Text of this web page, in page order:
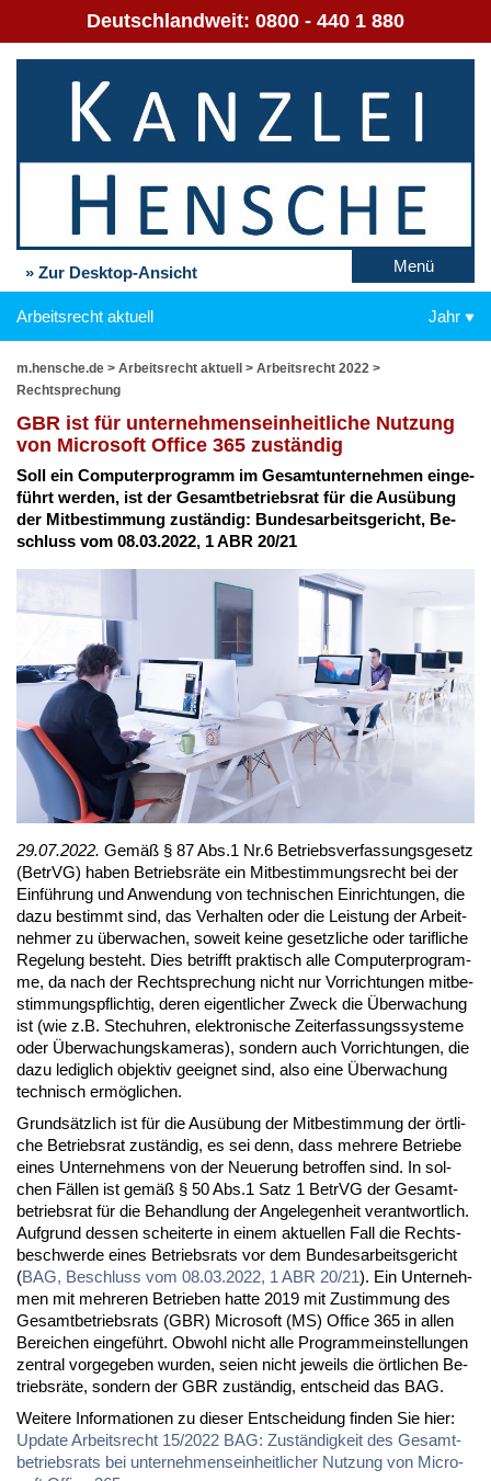
Deutschlandweit: 0800 - 440 1 880
» Zur Desktop-Ansicht Menü
Arbeitsrecht aktuell Jahr
m.hensche.de > Arbeitsrecht aktuell > Arbeitsrecht 2022 >
Rechtsprechung
GBR ist für un­ter­neh­mens­ein­heit­li­che Nut­zung
von Mi­cro­soft Of­fice 365 zu­stän­dig
Soll ein Com­pu­ter­pro­gramm im Ge­samt­un­ter­neh­men ein­ge­
führt wer­den, ist der Ge­samt­be­triebs­rat für die Aus­übung
der Mit­be­stim­mung zu­stän­dig: Bun­des­ar­beits­ge­richt, Be­
schluss vom 08.03.2022, 1 ABR 20/21
29.07.2022. Ge­mäß § 87 Abs.1 Nr.6 Be­triebs­ver­fas­sungs­ge­setz
(Be­trVG) ha­ben Be­triebs­rä­te ein Mit­be­stim­mungs­recht bei der
Ein­füh­rung und An­wen­dung von tech­ni­schen Ein­rich­tun­gen, die
da­zu be­stimmt sind, das Ver­hal­ten oder die Leis­tung der Ar­beit­
neh­mer zu über­wa­chen, so­weit kei­ne ge­setz­li­che oder ta­rif­li­che
Re­ge­lung be­steht. Dies be­trifft prak­tisch al­le Com­pu­ter­pro­gram­
me, da nach der Recht­spre­chung nicht nur Vor­rich­tun­gen mit­be­
stim­mungs­pflich­tig, de­ren ei­gent­li­cher Zweck die Über­wa­chung
ist (wie z.B. Stech­uh­ren, elek­tro­ni­sche Zeit­er­fas­sungs­sys­te­me
oder Über­wa­chungs­ka­me­ras), son­dern auch Vor­rich­tun­gen, die
da­zu le­dig­lich ob­jek­tiv ge­eig­net sind, al­so ei­ne Über­wa­chung
tech­nisch er­mög­li­chen.
Grund­sätz­lich ist für die Aus­übung der Mit­be­stim­mung der ört­li­
che Be­triebs­rat zu­stän­dig, es sei denn, dass meh­re­re Be­trie­be
ei­nes Un­ter­neh­mens von der Neue­rung be­trof­fen sind. In sol­
chen Fäl­len ist ge­mäß § 50 Abs.1 Satz 1 Be­trVG der Ge­samt­
be­triebs­rat für die Be­hand­lung der An­ge­le­gen­heit ver­ant­wort­lich.
Auf­grund des­sen schei­ter­te in ei­nem ak­tu­el­len Fall die Rechts­
be­schwer­de ei­nes Be­triebs­rats vor dem Bun­des­ar­beits­ge­richt
(BAG, Be­schluss vom 08.03.2022, 1 ABR 20/21). Ein Un­ter­neh­
men mit meh­re­ren Be­trie­ben hat­te 2019 mit Zu­stim­mung des
Ge­samt­be­triebs­rats (GBR) Mi­cro­soft (MS) Of­fice 365 in al­len
Be­rei­chen ein­ge­führt. Ob­wohl nicht al­le Pro­gramm­ein­stel­lun­gen
zen­tral vor­ge­ge­ben wur­den, sei­en nicht je­weils die ört­li­chen Be­
triebs­rä­te, son­dern der GBR zu­stän­dig, ent­scheid das BAG.
Wei­te­re In­for­ma­tio­nen zu die­ser Ent­schei­dung fin­den Sie hier:
Up­date Ar­beits­recht 15/2022 BAG: Zu­stän­dig­keit des Ge­samt­
be­triebs­rats bei un­ter­neh­mens­ein­heit­li­cher Nut­zung von Mi­cro­